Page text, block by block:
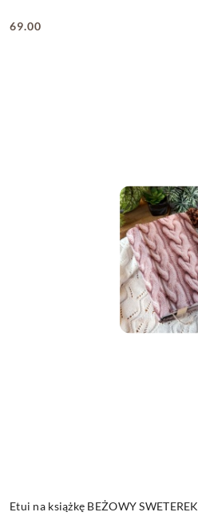
Cena:
69.00
Etui na książkę BEŻOWY SWETEREK